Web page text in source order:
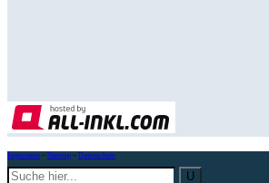
Impressum – Sitemap – Datenschutz